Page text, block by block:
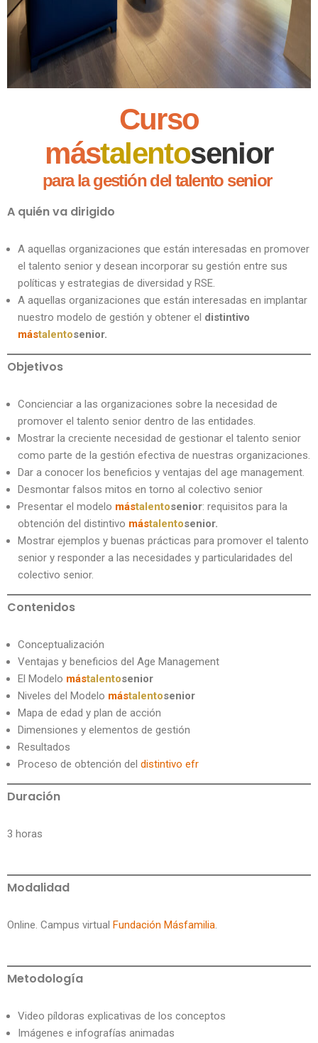
Curso
mástalentosenior
para la gestión del talento senior
A quién va dirigido
A aquellas organizaciones que están interesadas en promover
el talento senior y desean incorporar su gestión entre sus
políticas y estrategias de diversidad y RSE.
A aquellas organizaciones que están interesadas en implantar
nuestro modelo de gestión y obtener el distintivo
mástalentosenior.
Objetivos
Concienciar a las organizaciones sobre la necesidad de
promover el talento senior dentro de las entidades.
Mostrar la creciente necesidad de gestionar el talento senior
como parte de la gestión efectiva de nuestras organizaciones.
Dar a conocer los beneficios y ventajas del age management.
Desmontar falsos mitos en torno al colectivo senior
Presentar el modelo mástalentosenior: requisitos para la
obtención del distintivo mástalentosenior.
Mostrar ejemplos y buenas prácticas para promover el talento
senior y responder a las necesidades y particularidades del
colectivo senior.
Contenidos
Conceptualización
Ventajas y beneficios del Age Management
El Modelo mástalentosenior
Niveles del Modelo mástalentosenior
Mapa de edad y plan de acción
Dimensiones y elementos de gestión
Resultados
Proceso de obtención del distintivo efr
Duración
3 horas
Modalidad
Online. Campus virtual Fundación Másfamilia.
Metodología
Video píldoras explicativas de los conceptos
Imágenes e infografías animadas